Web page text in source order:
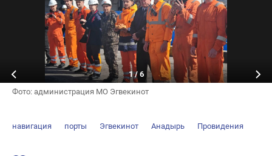
Фото: администрация МО Эгвекинот
1/ 6
навигация порты Эгвекинот Анадырь Провидения